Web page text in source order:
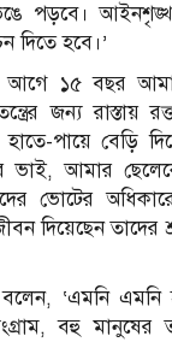
পড়বে।
দিতে হবে।’
আগে ১৫ বছর
জন্য রাস্তায়
পায়ে বেড়ি
ভাই, আমার
ভোটের
দিয়েছেন তাদের
‘এমনি এমনি
বহু মানুষের